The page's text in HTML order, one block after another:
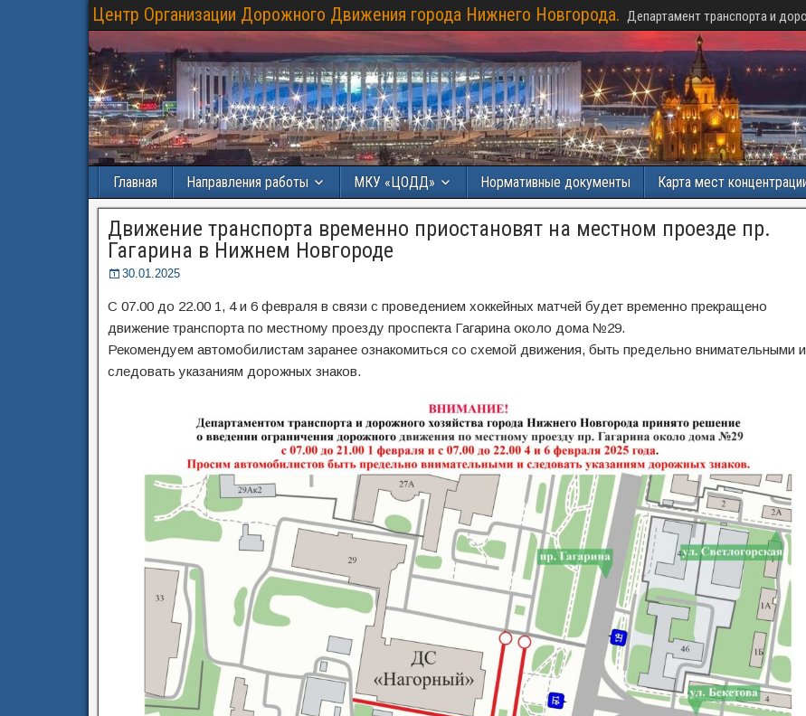
Центр Организации Дорожного Движения города Нижнего Новгорода. Департамент транспорта и
Главная Направления работы МКУ «ЦОДД» Нормативные документы Карта мест
Движение транспорта временно приостановят на местном проезде пр.
Гагарина в Нижнем Новгороде
30.01.2025
С 07.00 до 22.00 1, 4 и 6 февраля в связи с проведением хоккейных матчей будет временно прекращено
движение транспорта по местному проезду проспекта Гагарина около дома №29.
Рекомендуем автомобилистам заранее ознакомиться со схемой движения, быть предельно внимательными и
следовать указаниям дорожных знаков.